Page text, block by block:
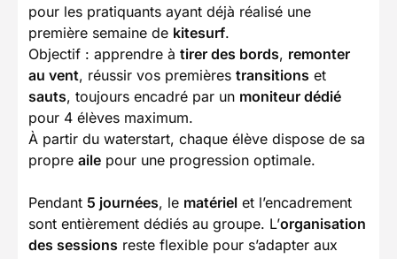
pour les pratiquants ayant déjà réalisé une
première semaine de kitesurf.
Objectif : apprendre à tirer des bords, remonter
au vent, réussir vos premières transitions et
sauts, toujours encadré par un moniteur dédié
pour 4 élèves maximum.
À partir du waterstart, chaque élève dispose de sa
propre aile pour une progression optimale.
Pendant 5 journées, le matériel et l’encadrement
sont entièrement dédiés au groupe. L’organisation
des sessions reste flexible pour s’adapter aux